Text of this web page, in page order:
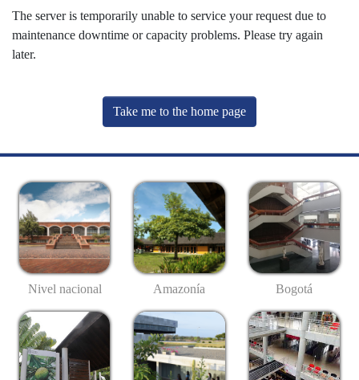
The server is temporarily unable to service your request due to
maintenance downtime or capacity problems. Please try again
later.
Take me to the home page
Nivel nacional Amazonía Bogotá